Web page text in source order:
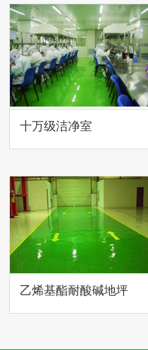
十万级洁净室
乙烯基酯耐酸碱地坪